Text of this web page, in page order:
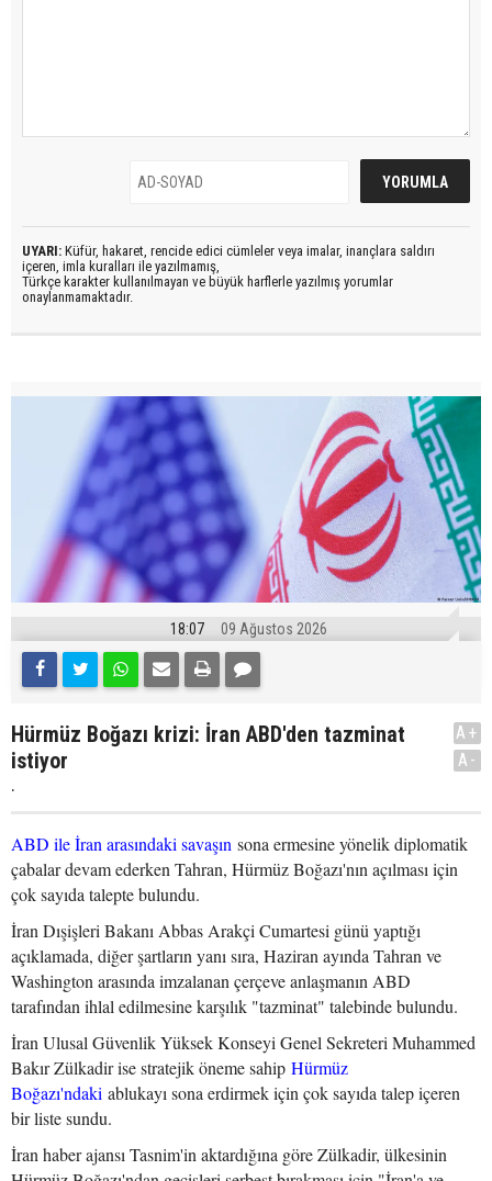
UYARI: Küfür, hakaret, rencide edici cümleler veya imalar, inançlara saldırı
içeren, imla kuralları ile yazılmamış,
Türkçe karakter kullanılmayan ve büyük harflerle yazılmış yorumlar
onaylanmamaktadır.
18:07 09 Ağustos 2026
Hürmüz Boğazı krizi: İran ABD'den tazminat
istiyor
.
A+
A-
ABD ile İran arasındaki savaşın sona ermesine yönelik diplomatik
çabalar devam ederken Tahran, Hürmüz Boğazı'nın açılması için
çok sayıda talepte bulundu.
İran Dışişleri Bakanı Abbas Arakçi Cumartesi günü yaptığı
açıklamada, diğer şartların yanı sıra, Haziran ayında Tahran ve
Washington arasında imzalanan çerçeve anlaşmanın ABD
tarafından ihlal edilmesine karşılık "tazminat" talebinde bulundu.
İran Ulusal Güvenlik Yüksek Konseyi Genel Sekreteri Muhammed
Bakır Zülkadir ise stratejik öneme sahip Hürmüz
Boğazı'ndaki ablukayı sona erdirmek için çok sayıda talep içeren
bir liste sundu.
İran haber ajansı Tasnim'in aktardığına göre Zülkadir, ülkesinin